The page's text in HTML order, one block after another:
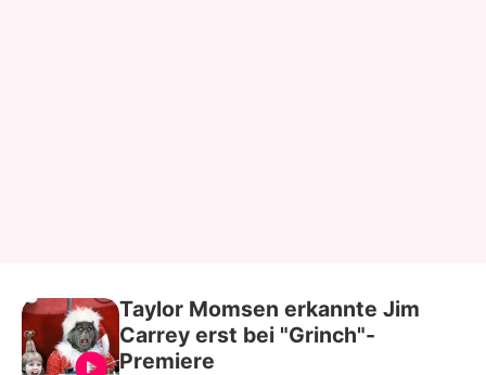
Taylor Momsen erkannte Jim
Carrey erst bei "Grinch"-
Premiere